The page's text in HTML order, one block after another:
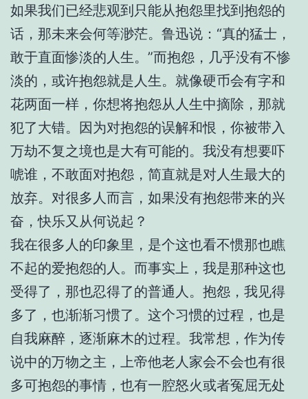
如果我们已经悲观到只能从抱怨里找到抱怨的
话，那未来会何等渺茫。鲁迅说：“真的猛士，
敢于直面惨淡的人生。”而抱怨，几乎没有不惨
淡的，或许抱怨就是人生。就像硬币会有字和
花两面一样，你想将抱怨从人生中摘除，那就
犯了大错。因为对抱怨的误解和恨，你被带入
万劫不复之境也是大有可能的。我没有想要吓
唬谁，不敢面对抱怨，简直就是对人生最大的
放弃。对很多人而言，如果没有抱怨带来的兴
奋，快乐又从何说起？
我在很多人的印象里，是个这也看不惯那也瞧
不起的爱抱怨的人。而事实上，我是那种这也
受得了，那也忍得了的普通人。抱怨，我见得
多了，也渐渐习惯了。这个习惯的过程，也是
自我麻醉，逐渐麻木的过程。我常想，作为传
说中的万物之主，上帝他老人家会不会也有很
多可抱怨的事情，也有一腔怒火或者冤屈无处